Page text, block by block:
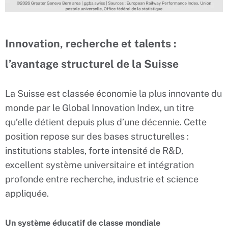
Innovation, recherche et talents :
l’avantage structurel de la Suisse
La Suisse est classée économie la plus innovante du
monde par le Global Innovation Index, un titre
qu’elle détient depuis plus d’une décennie. Cette
position repose sur des bases structurelles :
institutions stables, forte intensité de R&D,
excellent système universitaire et intégration
profonde entre recherche, industrie et science
appliquée.
Un système éducatif de classe mondiale